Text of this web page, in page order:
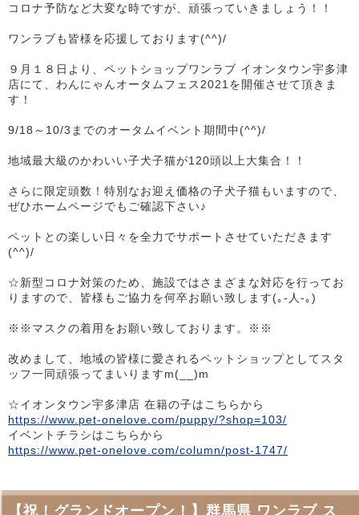
コロナ予防など大変な時ですが、頑張っていきましょう！！
ワンラブも皆様を応援しております(^^)/
９月１８日より、ペットショップワンラブ イオンタウン宇多津
店にて、わんにゃんオータムフェス2021を開催させて頂きま
す！
9/18～10/3までのオータムイベント期間中(^^)/
地域最大級のかわいい子犬子猫が120頭以上大集合！！
さらに限定頭数！特別なお迎え価格の子犬子猫もいますので、
ぜひホームページでもご確認下さい♪
ペットとの楽しい日々を全力でサポートさせていただきます
(^^)/
☆新型コロナ対策のため、施設ではさまざまな対応を行ってお
りますので、皆様もご協力を何卒お願い致します(｡-人-｡)
※※マスクの着用をお願い致しております。※※
改めまして、地域の皆様に愛されるペットショップとしてスタ
ッフ一同頑張ってまいりますm(__)m
☆イオンタウン宇多津店 在籍の子はこちらから
https://www.pet-onelove.com/puppy/?shop=103/
イベントチラシはこちらから
https://www.pet-onelove.com/column/post-1747/
【祝！グランドオープン！】群馬県 ワンラブ ス